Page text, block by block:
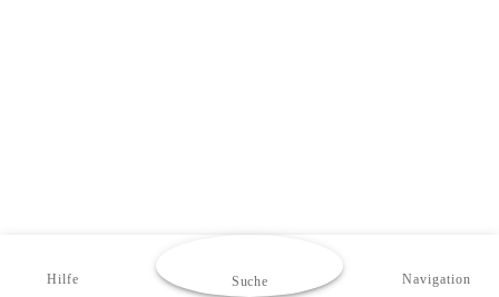
Hilfe Suche Navigation